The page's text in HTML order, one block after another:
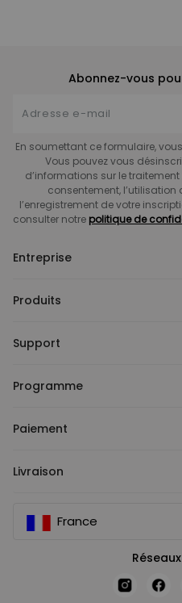
Abonnez-vous
En soumettant ce formulaire,
Vous pouvez vous
d’informations sur le
consentement, l’utilisation
l’enregistrement de votre
consulter notre politique de
Entreprise
Produits
Support
Programme
Paiement
Livraison
France